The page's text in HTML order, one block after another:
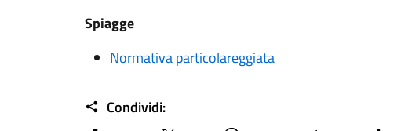
Spiagge
Normativa particolareggiata
Condividi: